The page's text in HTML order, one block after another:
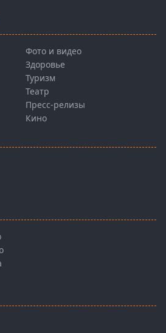
Фото и видео
Здоровье
Туризм
Театр
Пресс-релизы
Кино